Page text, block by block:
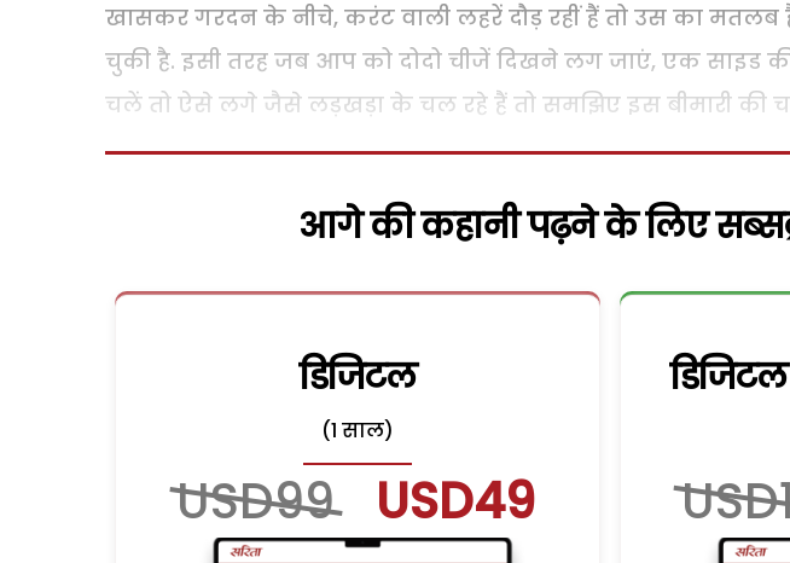
खासकर गरदन के नीचे, करंट वाली लहरें दौड़ रहीं हैं तो उस का मतलब
चुकी है. इसी तरह जब आप को दोदो चीजें दिखने लग जाएं, एक साइड
चलें तो ऐसे लगे जैसे लड़खड़ा के चल रहे हैं तो समझिए इस बीमारी की
आगे की कहानी पढ़ने के लिए
डिजिटल
(1 साल)
USD99 USD49